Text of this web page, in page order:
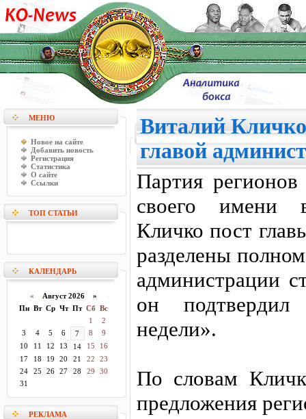
МЕНЮ
Новое на сайте
Добавить новость
Регистрация
Статистика
О сайте
Ссылки
ТОП СТАТЬИ
КАЛЕНДАРЬ
« Август 2026 »
Пн Вт Ср Чт Пт Сб Вс
1
2
3
4 5 6 7 8
9
10
11 12 13 14 15
16
17
18 19 20 21 22
23
24
25 26 27 28 29
30
31
РЕКЛАМА
Виталий Кличко
главой
Партия регионов
своего имени
Кличко пост
разделены
администрации
он
недели».
По словам
предложения